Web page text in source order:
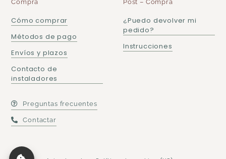
Compra
Cómo comprar
Métodos de pago
Envíos y plazos
Contacto de
instaladores
Post – Compra
¿Puedo devolver mi
pedido?
Instrucciones
Preguntas frecuentes
Contactar